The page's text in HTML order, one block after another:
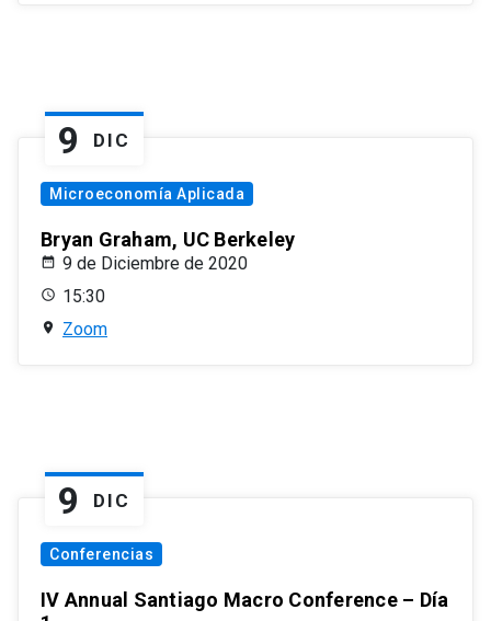
9 DIC
Microeconomía Aplicada
Bryan Graham, UC Berkeley
9 de Diciembre de 2020
15:30
Zoom
9 DIC
Conferencias
IV Annual Santiago Macro Conference – Día